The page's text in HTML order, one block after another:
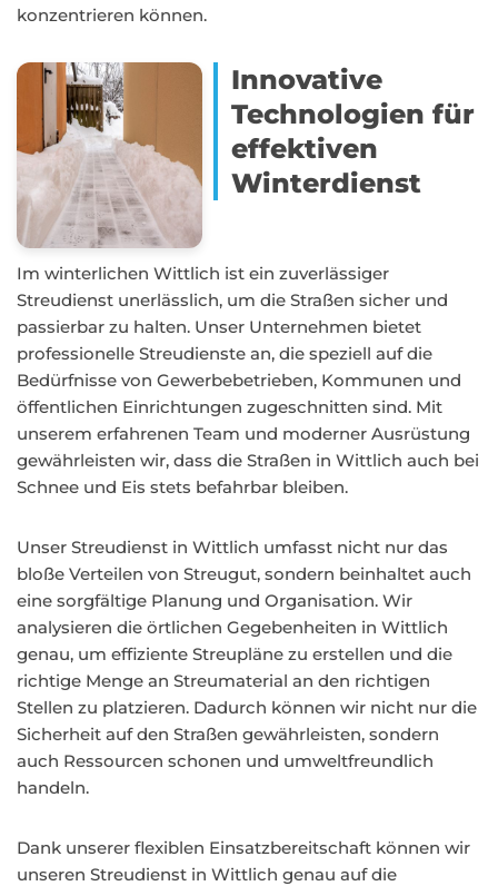
konzentrieren können.
Innovative
Technologien für
effektiven
Winterdienst
Im winterlichen Wittlich ist ein zuverlässiger
Streudienst unerlässlich, um die Straßen sicher und
passierbar zu halten. Unser Unternehmen bietet
professionelle Streudienste an, die speziell auf die
Bedürfnisse von Gewerbebetrieben, Kommunen und
öffentlichen Einrichtungen zugeschnitten sind. Mit
unserem erfahrenen Team und moderner Ausrüstung
gewährleisten wir, dass die Straßen in Wittlich auch bei
Schnee und Eis stets befahrbar bleiben.
Unser Streudienst in Wittlich umfasst nicht nur das
bloße Verteilen von Streugut, sondern beinhaltet auch
eine sorgfältige Planung und Organisation. Wir
analysieren die örtlichen Gegebenheiten in Wittlich
genau, um effiziente Streupläne zu erstellen und die
richtige Menge an Streumaterial an den richtigen
Stellen zu platzieren. Dadurch können wir nicht nur die
Sicherheit auf den Straßen gewährleisten, sondern
auch Ressourcen schonen und umweltfreundlich
handeln.
Dank unserer flexiblen Einsatzbereitschaft können wir
unseren Streudienst in Wittlich genau auf die